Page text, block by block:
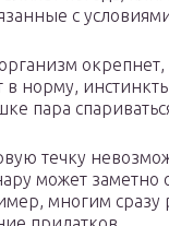
с
окрепнет,
в норму,
пара
течку
может заметно
многим сразу